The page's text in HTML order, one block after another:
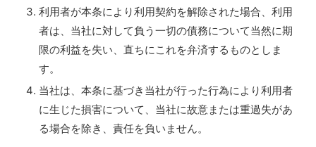
利用者が本条により利用契約を解除された場合、利用
者は、当社に対して負う一切の債務について当然に期
限の利益を失い、直ちにこれを弁済するものとしま
す。
当社は、本条に基づき当社が行った行為により利用者
に生じた損害について、当社に故意または重過失があ
る場合を除き、責任を負いません。